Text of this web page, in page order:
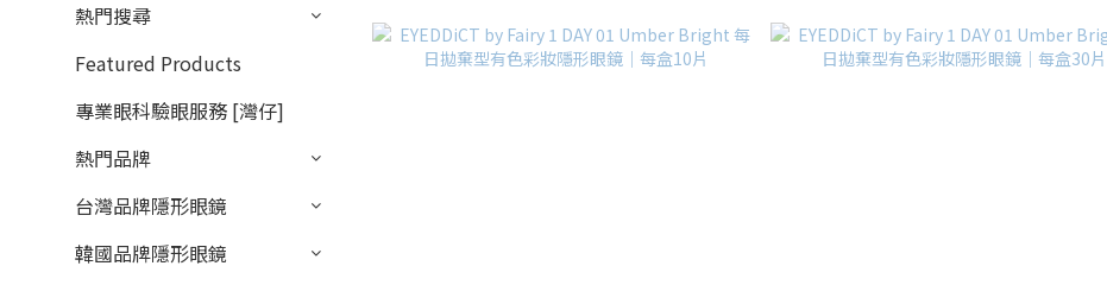
熱門搜尋
Featured Products
專業眼科驗眼服務 [灣仔]
熱門品牌
台灣品牌隱形眼鏡
韓國品牌隱形眼鏡